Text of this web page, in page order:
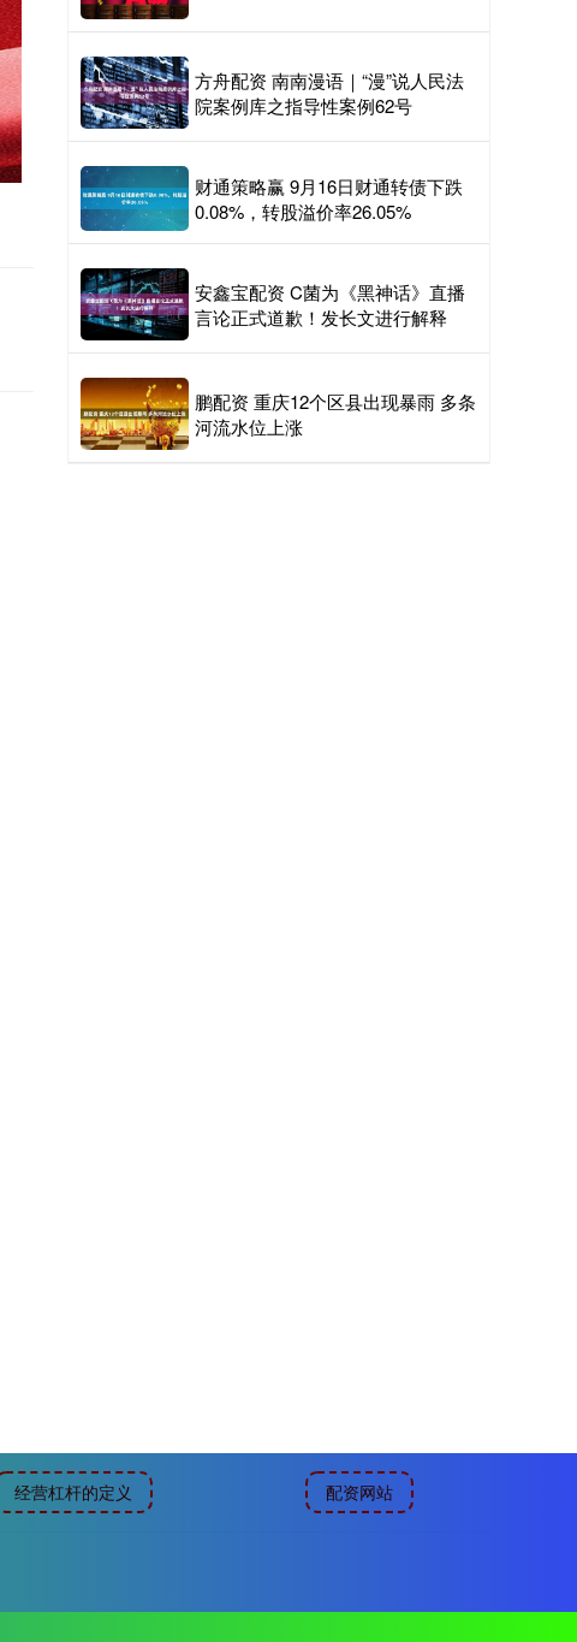
方舟配资 南南漫语｜“漫”说人民法
院案例库之指导性案例62号
财通策略赢 9月16日财通转债下跌
0.08%，转股溢价率26.05%
安鑫宝配资 C菌为《黑神话》直播
言论正式道歉！发长文进行解释
鹏配资 重庆12个区县出现暴雨 多条
河流水位上涨
经营杠杆的定义 配资网站